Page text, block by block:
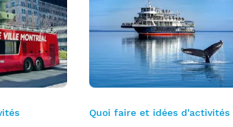
Quoi faire et idées d'activités